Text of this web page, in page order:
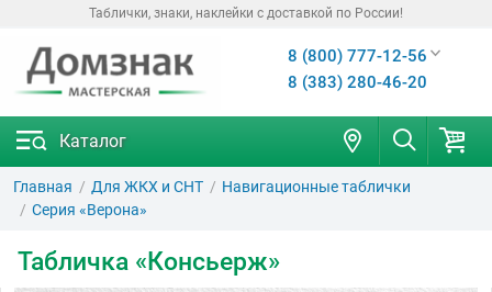
Таблички, знаки, наклейки с доставкой по России!
8 (800) 777-12-56
8 (383) 280-46-20
Каталог
Главная Для ЖКХ и СНТ
Навигационные таблички
Серия «Верона»
Табличка «Консьерж»